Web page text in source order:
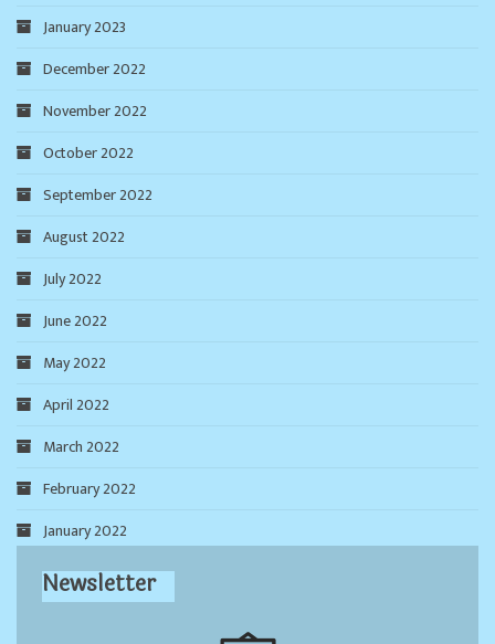
January 2023
December 2022
November 2022
October 2022
September 2022
August 2022
July 2022
June 2022
May 2022
April 2022
March 2022
February 2022
January 2022
Newsletter